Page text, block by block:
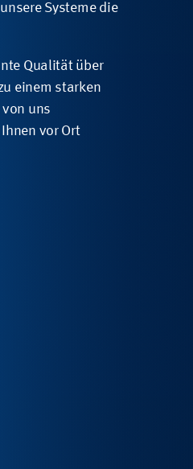
Systeme die
Qualität über
einem starken
uns
vor Ort